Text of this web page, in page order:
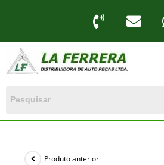
Produto anterior